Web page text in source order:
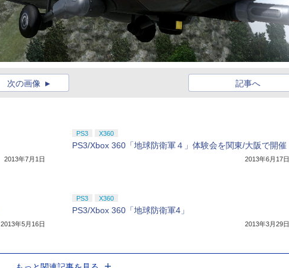
記事へ
次の画像
2013年7月1日
PS3 X360
PS3/Xbox 360「地球防衛軍４」体験会を関東/大阪で開催
2013年6月17日
2013年5月16日
PS3 X360
PS3/Xbox 360「地球防衛軍4」
2013年3月29日